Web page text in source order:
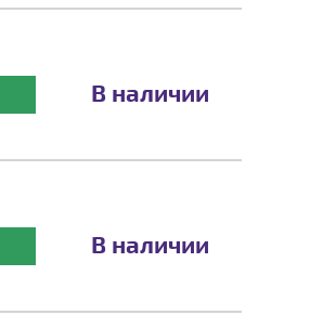
В наличии
В наличии